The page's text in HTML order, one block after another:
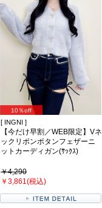
10％off
[ INGNI ]
【今だけ早割／WEB限定】Vネ
ックリボンボタンフェザーニ
ットカーディガン(ｻｯｸｽ)
￥4,290
￥3,861(税込)